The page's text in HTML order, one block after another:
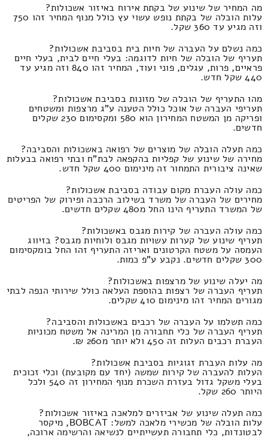
מה המחיר של שינוע של בקתת אירוח באיזור אשכולות?
עלות הובלה של בקתת נופש עשוי עץ כולל מנוף המחיר זהו 750
וזה מגיע עד 360 שקל.
כמה נשלם על העברה של חיות בית בסביבת אשכולות?
תעריף של הובלה של חיות לדוגמה: בעלי חיים לבית, בעלי חיים
פראיים, פרות, עגלים, פוני ועוד, המחיר זהו 840 וזה מגיע עד
440 שקל חדש.
מהו התעריף של הובלה של מזונות בסביבת אשכולות?
תעריפי העברה של אוכל כולל הטענה ע"ג מרצפות ומשטחים
ופריקה מן המשטח המחירון הוא 580 ומקסימום 230 שקלים
חדשים.
כמה תעלה הובלה של מוצרים של רפואה באשכולות והסביבה?
מחירה של שינוע של קפליות בהקפאה לבת"ח ובתי רפואה בבעלות
שאינה ציבורית התמחור זה מינימום 400 שקל חדש.
כמה עולה העברת מקום עבודה בסביבת אשכולות?
מחירים של העברה של משרד בשילוב הרכבה ופירוק של הפריטים
של המשרד התעריף הינו החל מ480 שקלים חדשים.
כמה עולה העברה של קירות מגבס באשכולות?
תעריף שינוע של קערות עשויות מגבס ולוחיות מגבס? בזיווג
העמסה על משטח הקרטונים ואריזה התעריף זהו החל בומקסימום
300 שקלים חדשים. נקבע ע"פ כמות.
מה יעלה שינוע של מרצפות באשכולות?
תעריף העברה של רצפות בהוספת העלאה כולל שירותי הנפה לבתי
מגורים המחיר זהו מינימום 410 שקלים.
כמה תשלמו על העברה של רכבים באשכולות והסביבה?
תעריף העברה של כלי תחבורה מן המרינה אל משטח מכוניות
העברת רכבים העלות זה 450 ולא יותר מ260 ₪.
מה עלות העברת זגוגיות בסביבת אשכולות?
העלות להעברה של קירות שמשה (יחד עם מקובעת) וכלי זכוכית
בעלי משקל גדול בעזרת השכרת מנוף המחירון זה 540 ולכל
היותר 260 שקל.
כמה תעלה שינוע של אביזרים למלאכה באיזור אשכולות?
עלות הובלה של מכשירי מלאכה למשל: BOBCAT, מיקסר
לבטונדות, כלי תחבורה תעשייתיים לנשיאה והרשימה ארוכה,